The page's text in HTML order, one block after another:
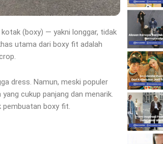
(boxy) — yakni longgar, tidak
utama dari boxy fit adalah
dress. Namun, meski populer
cukup panjang dan menarik.
pembuatan boxy fit.